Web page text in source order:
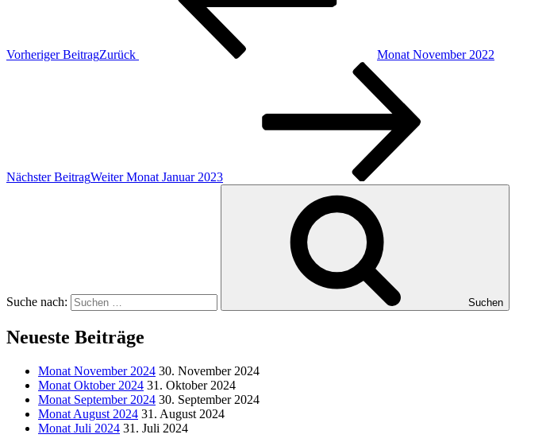
Vorheriger BeitragZurück Monat November 2022
Nächster BeitragWeiter Monat Januar 2023
Suche nach: Suchen
Neueste Beiträge
Monat November 2024 30. November 2024
Monat Oktober 2024 31. Oktober 2024
Monat September 2024 30. September 2024
Monat August 2024 31. August 2024
Monat Juli 2024 31. Juli 2024